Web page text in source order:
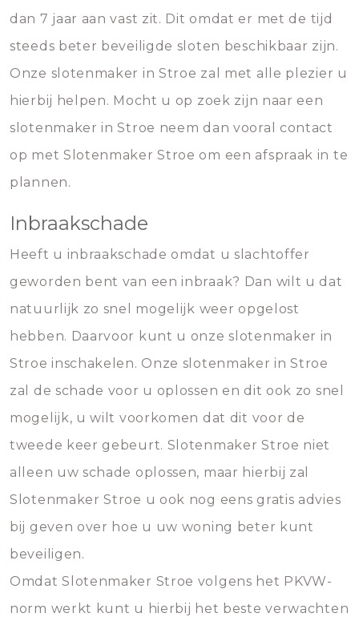
dan 7 jaar aan vast zit. Dit omdat er met de tijd
steeds beter beveiligde sloten beschikbaar zijn.
Onze slotenmaker in Stroe zal met alle plezier u
hierbij helpen. Mocht u op zoek zijn naar een
slotenmaker in Stroe neem dan vooral contact
op met Slotenmaker Stroe om een afspraak in te
plannen.
Inbraakschade
Heeft u inbraakschade omdat u slachtoffer
geworden bent van een inbraak? Dan wilt u dat
natuurlijk zo snel mogelijk weer opgelost
hebben. Daarvoor kunt u onze slotenmaker in
Stroe inschakelen. Onze slotenmaker in Stroe
zal de schade voor u oplossen en dit ook zo snel
mogelijk, u wilt voorkomen dat dit voor de
tweede keer gebeurt. Slotenmaker Stroe niet
alleen uw schade oplossen, maar hierbij zal
Slotenmaker Stroe u ook nog eens gratis advies
bij geven over hoe u uw woning beter kunt
beveiligen.
Omdat Slotenmaker Stroe volgens het PKVW-
norm werkt kunt u hierbij het beste verwachten